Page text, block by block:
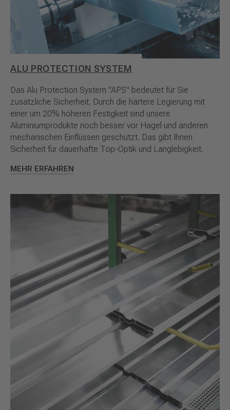
ALU PROTECTION SYSTEM
Das Alu Protection System "APS" bedeutet für Sie
zusätzliche Sicherheit. Durch die härtere Legierung mit
einer um 20% höheren Festigkeit sind unsere
Aluminiumprodukte noch besser vor Hagel und anderen
mechanischen Einflüssen geschützt. Das gibt Ihnen
Sicherheit für dauerhafte Top-Optik und Langlebigkeit.
MEHR ERFAHREN